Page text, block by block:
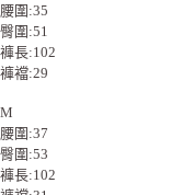
腰圍:35
臀圍:51
褲長:102
褲襠:29
M
腰圍:37
臀圍:53
褲長:102